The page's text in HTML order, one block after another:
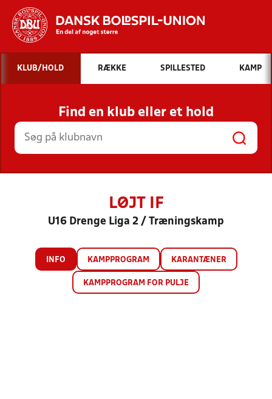
Hvad vil du søge efter?
INDHOLD OG NYHEDER
STILLINGER, RESULTATER, KLUBBER OG
HOLD
KLUB/HOLD RÆKKE SPILLESTED KAMP
Find en klub eller et hold
LØJT IF
U16 Drenge Liga 2 / Træningskamp
INFO KAMPPROGRAM KARANTÆNER
KAMPPROGRAM FOR PULJE